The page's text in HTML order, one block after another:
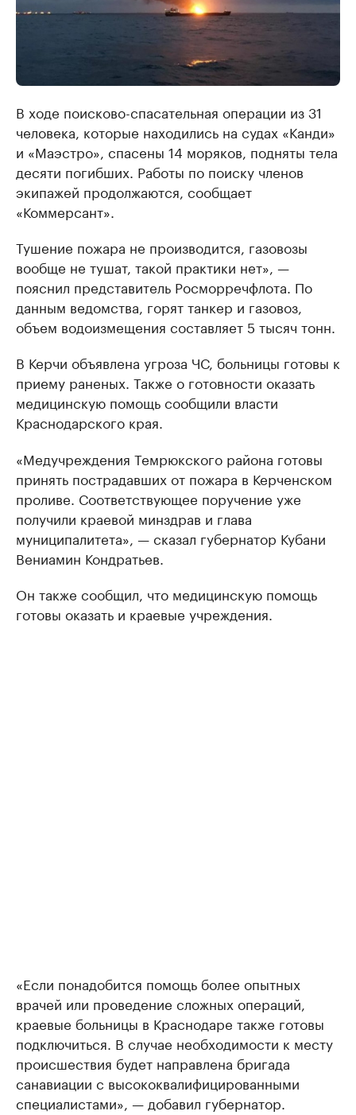
В ходе поисково-спасательная операции из 31
человека, которые находились на судах «Канди»
и «Маэстро», спасены 14 моряков, подняты тела
десяти погибших. Работы по поиску членов
экипажей продолжаются, сообщает
«Коммерсант».
Тушение пожара не производится, газовозы
вообще не тушат, такой практики нет», —
пояснил представитель Росморречфлота. По
данным ведомства, горят танкер и газовоз,
объем водоизмещения составляет 5 тысяч тонн.
В Керчи объявлена угроза ЧС, больницы готовы к
приему раненых. Также о готовности оказать
медицинскую помощь сообщили власти
Краснодарского края.
«Медучреждения Темрюкского района готовы
принять пострадавших от пожара в Керченском
проливе. Соответствующее поручение уже
получили краевой минздрав и глава
муниципалитета», — сказал губернатор Кубани
Вениамин Кондратьев.
Он также сообщил, что медицинскую помощь
готовы оказать и краевые учреждения.
«Если понадобится помощь более опытных
врачей или проведение сложных операций,
краевые больницы в Краснодаре также готовы
подключиться. В случае необходимости к месту
происшествия будет направлена бригада
санавиации с высококвалифицированными
специалистами», — добавил губернатор.